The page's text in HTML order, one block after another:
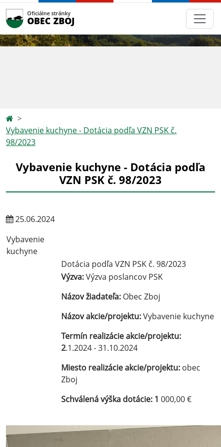
Oficiálne stránky
OBEC ZBOJ
Vybavenie kuchyne - Dotácia podľa VZN PSK č.
98/2023
Vybavenie kuchyne - Dotácia podľa
VZN PSK č. 98/2023
25.06.2024
Vybavenie
kuchyne
Dotácia podľa VZN PSK č. 98/2023
Výzva:Výzva poslancov PSK
Názov žiadateľa: Obec Zboj
Názov akcie/projektu:Vybavenie kuchyne
Termín realizácie akcie/projektu:
2.1.2024 - 31.10.2024
Miesto realizácie akcie/projektu: obec
Zboj
Schválená výška dotácie: 1 000,00 €